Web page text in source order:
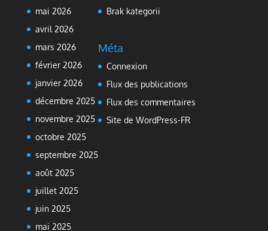
mai 2026
avril 2026
mars 2026
février 2026
janvier 2026
décembre 2025
novembre 2025
octobre 2025
septembre 2025
août 2025
juillet 2025
juin 2025
mai 2025
Brak kategorii
Méta
Connexion
Flux des publications
Flux des commentaires
Site de WordPress-FR